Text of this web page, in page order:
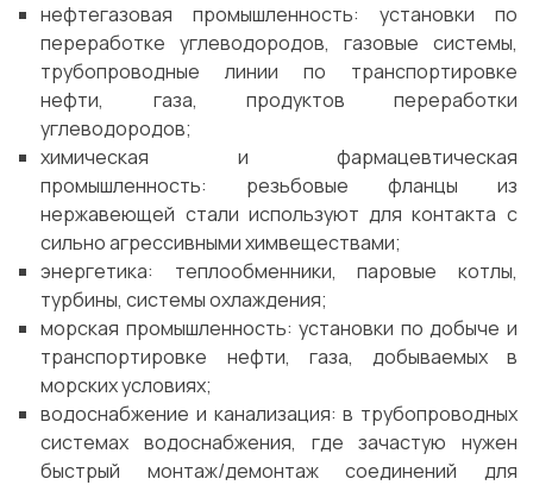
нефтегазовая промышленность: установки по
переработке углеводородов, газовые системы,
трубопроводные линии по транспортировке
нефти, газа, продуктов переработки
углеводородов;
химическая и фармацевтическая
промышленность: резьбовые фланцы из
нержавеющей стали используют для контакта с
сильно агрессивными химвеществами;
энергетика: теплообменники, паровые котлы,
турбины, системы охлаждения;
морская промышленность: установки по добыче и
транспортировке нефти, газа, добываемых в
морских условиях;
водоснабжение и канализация: в трубопроводных
системах водоснабжения, где зачастую нужен
быстрый монтаж/демонтаж соединений для